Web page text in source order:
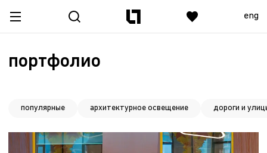
eng
портфолио
популярные архитектурное освещение дороги и